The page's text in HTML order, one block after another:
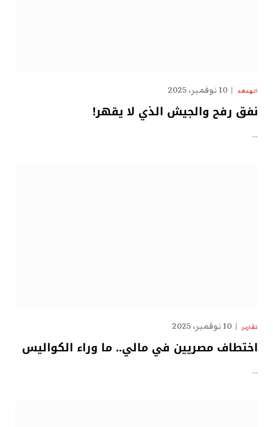
الهدهد 10 نوفمبر، 2025
نفق رفح والجيش الذي لا يقهر!
…
تقارير 10 نوفمبر، 2025
اختطاف مصريين في مالي.. ما وراء الكواليس
…